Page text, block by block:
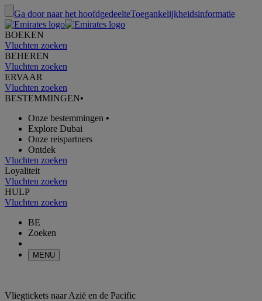
Ga door naar het hoofdgedeelteToegankelijkheidsinformatie
BOEKEN
Vluchten zoeken
BEHEREN
Vluchten zoeken
ERVAAR
Vluchten zoeken
BESTEMMINGEN•
Onze bestemmingen •
Explore Dubai
Onze reispartners
Ontdek
Vluchten zoeken
Loyaliteit
Vluchten zoeken
HULP
Vluchten zoeken
BE
Zoeken
MENU
Vliegtickets naar Azië en de Pacific